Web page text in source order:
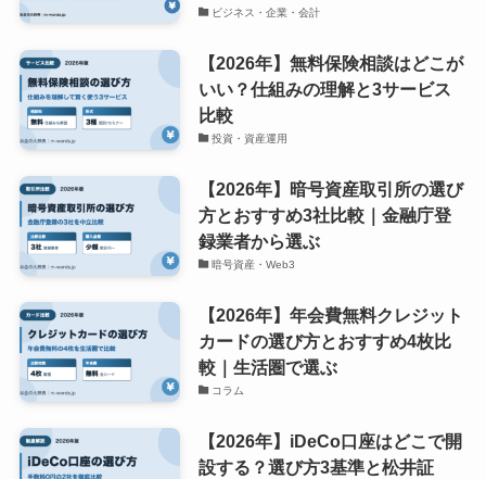
ビジネス・企業・会計
【2026年】無料保険相談はどこが
いい？仕組みの理解と3サービス
比較
投資・資産運用
【2026年】暗号資産取引所の選び
方とおすすめ3社比較｜金融庁登
録業者から選ぶ
暗号資産・Web3
【2026年】年会費無料クレジット
カードの選び方とおすすめ4枚比
較｜生活圏で選ぶ
コラム
【2026年】iDeCo口座はどこで開
設する？選び方3基準と松井証